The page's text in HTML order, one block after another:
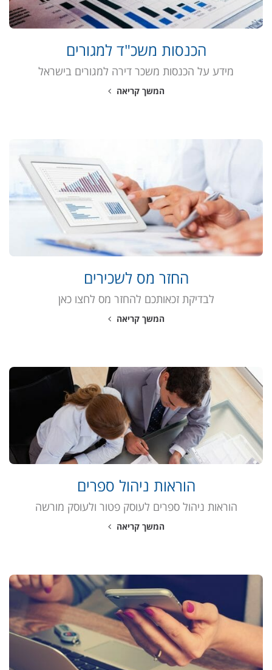
הכנסות משכ"ד למגורים
מידע על הכנסות משכר דירה למגורים בישראל
המשך קריאה
החזר מס לשכירים
לבדיקת זכאותכם להחזר מס לחצו כאן
המשך קריאה
הוראות ניהול ספרים
הוראות ניהול ספרים לעוסק פטור ולעוסק מורשה
המשך קריאה